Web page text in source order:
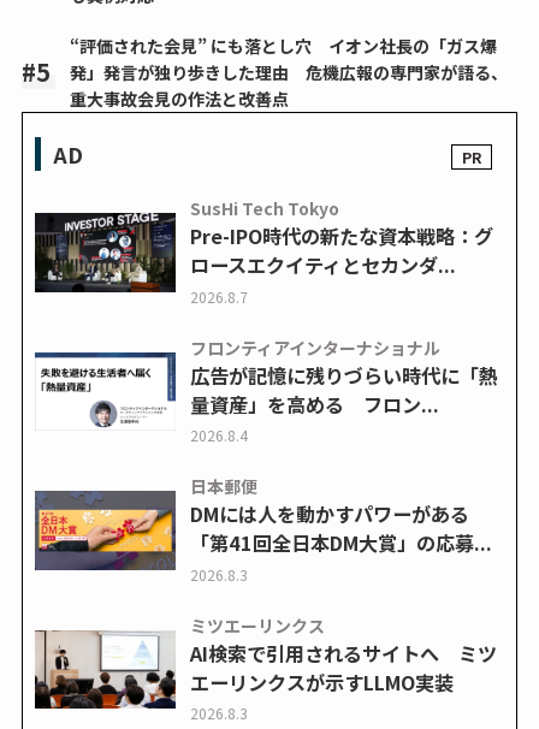
“評価された会見” にも落とし穴 イオン社長の「ガス爆
発」発言が独り歩きした理由 危機広報の専門家が語る、
重大事故会見の作法と改善点
AD
SusHi Tech Tokyo
Pre-IPO時代の新たな資本戦略：グ
ロースエクイティとセカンダ...
2026.8.7
フロンティアインターナショナル
広告が記憶に残りづらい時代に「熱
量資産」を高める フロン...
2026.8.4
日本郵便
DMには人を動かすパワーがある
「第41回全日本DM大賞」の応募...
2026.8.3
ミツエーリンクス
AI検索で引用されるサイトへ ミツ
エーリンクスが示すLLMO実装
2026.8.3